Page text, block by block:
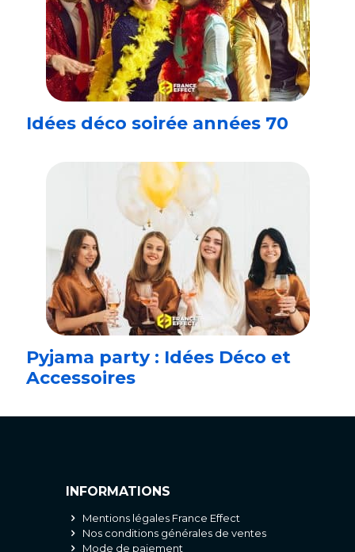
Idées déco soirée années 70
Pyjama party : Idées Déco et
Accessoires
INFORMATIONS
Mentions légales France Effect
Nos conditions générales de ventes
Mode de paiement